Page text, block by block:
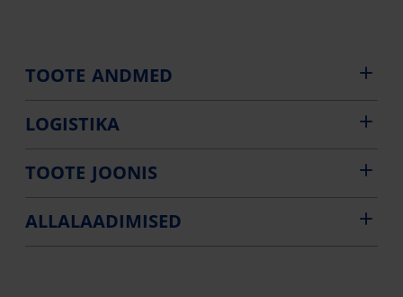
TOOTE ANDMED
LOGISTIKA
TOOTE JOONIS
ALLALAADIMISED